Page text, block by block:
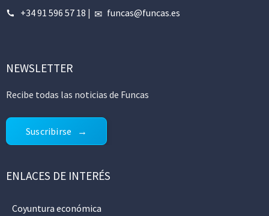
+34 91 596 57 18 | funcas@funcas.es
NEWSLETTER
Recibe todas las noticias de Funcas
Suscribirse
ENLACES DE INTERÉS
Coyuntura económica